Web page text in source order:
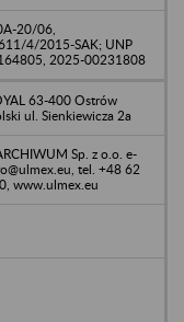
20/06,
4/2015-SAK; UNP
2025-00231808
63-400 Ostrów
ul. Sienkiewicza 2a
Sp. z o.o. e-
tel. +48 62
www.ulmex.eu